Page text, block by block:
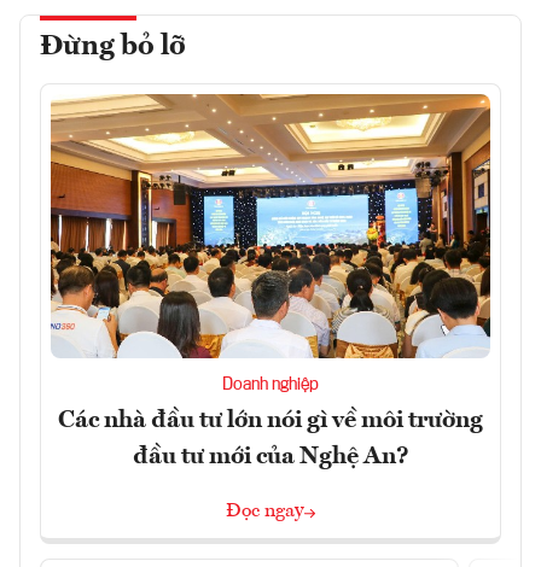
Đừng bỏ lỡ
Doanh nghiệp
Các nhà đầu tư lớn nói gì về môi trường
đầu tư mới của Nghệ An?
Đọc ngay